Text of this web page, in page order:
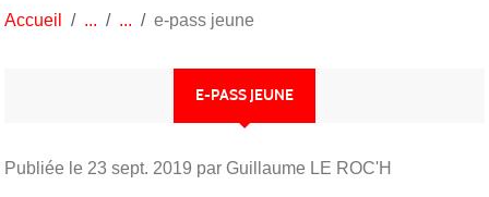
Accueil e-pass jeune
E-PASS JEUNE
Publiée le 23 sept. 2019 par Guillaume LE ROC'H